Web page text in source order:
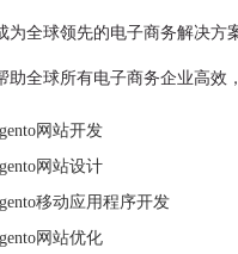
为全球领先的电子商务解决方
助全球所有电子商务企业高效
网站开发
网站设计
移动应用程序开发
网站优化